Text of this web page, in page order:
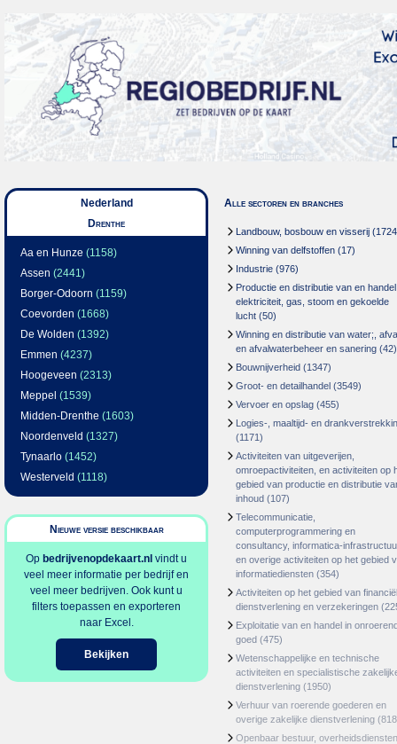
Nederland
Drenthe
Aa en Hunze (1158)
Assen (2441)
Borger-Odoorn (1159)
Coevorden (1668)
De Wolden (1392)
Emmen (4237)
Hoogeveen (2313)
Meppel (1539)
Midden-Drenthe (1603)
Noordenveld (1327)
Tynaarlo (1452)
Westerveld (1118)
Nieuwe versie beschikbaar
Op bedrijvenopdekaart.nl vindt u
veel meer informatie per bedrijf en
veel meer bedrijven. Ook kunt u
filters toepassen en exporteren
naar Excel.
Bekijken
Alle sectoren en branches
Landbouw, bosbouw en visserij
Winning van delfstoffen (17)
Industrie (976)
Productie en distributie van en
elektriciteit, gas, stoom en gekoelde
lucht (50)
Winning en distributie van water;,
en afvalwaterbeheer en sanering (42)
Bouwnijverheid (1347)
Groot- en detailhandel (3549)
Vervoer en opslag (455)
Logies-, maaltijd- en
(1171)
Activiteiten van uitgeverijen,
omroepactiviteiten, en activiteiten op
gebied van productie en distributie
inhoud (107)
Telecommunicatie,
computerprogrammering en
consultancy, informatica-
en overige activiteiten op het gebied
informatiediensten (354)
Activiteiten op het gebied van
dienstverlening en verzekeringen
Exploitatie van en handel in
goed (475)
Wetenschappelijke en technische
activiteiten en specialistische
dienstverlening (1950)
Verhuur van roerende goederen en
overige zakelijke dienstverlening
Openbaar bestuur, overheidsdiensten